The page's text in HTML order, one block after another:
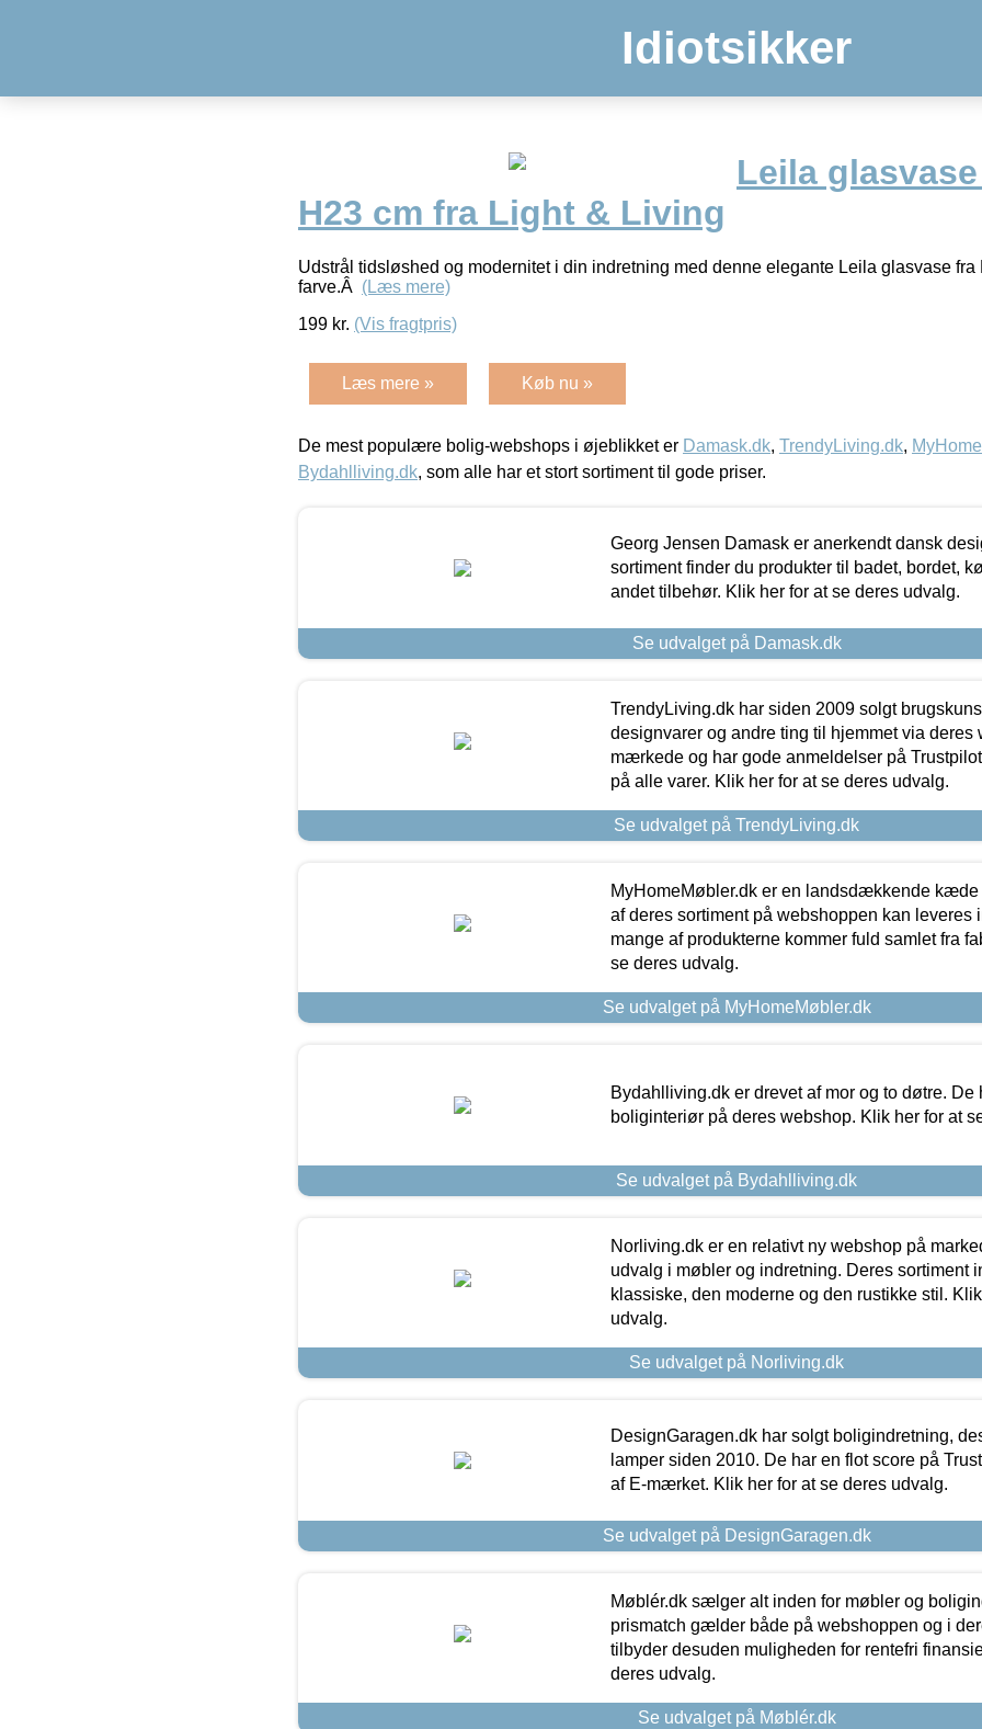
Idiotsikker
Leila
H23 cm fra Light & Living
Udstrål tidsløshed og modernitet i din indretning med denne elegante Leila glasvase fra
farve.Â (Læs mere)
199 kr. (Vis fragtpris)
Læs mere » Køb nu »
De mest populære bolig-webshops i øjeblikket er Damask.dk, TrendyLiving.dk,
Bydahlliving.dk, som alle har et stort sortiment til gode priser.
Georg Jensen Damask er anerkendt dansk
sortiment finder du produkter til badet, bordet,
andet tilbehør. Klik her for at se deres udvalg.
Se udvalget på Damask.dk
TrendyLiving.dk har siden 2009 solgt
designvarer og andre ting til hjemmet via deres
mærkede og har gode anmeldelser på
på alle varer. Klik her for at se deres udvalg.
Se udvalget på TrendyLiving.dk
MyHomeMøbler.dk er en landsdækkende kæde
af deres sortiment på webshoppen kan leveres
mange af produkterne kommer fuld samlet fra
se deres udvalg.
Se udvalget på MyHomeMøbler.dk
Bydahlliving.dk er drevet af mor og to døtre. De
boliginteriør på deres webshop. Klik her for at
Se udvalget på Bydahlliving.dk
Norliving.dk er en relativt ny webshop på
udvalg i møbler og indretning. Deres sortiment
klassiske, den moderne og den rustikke stil.
udvalg.
Se udvalget på Norliving.dk
DesignGaragen.dk har solgt boligindretning,
lamper siden 2010. De har en flot score på
af E-mærket. Klik her for at se deres udvalg.
Se udvalget på DesignGaragen.dk
Møblér.dk sælger alt inden for møbler og
prismatch gælder både på webshoppen og i
tilbyder desuden muligheden for rentefri
deres udvalg.
Se udvalget på Møblér.dk